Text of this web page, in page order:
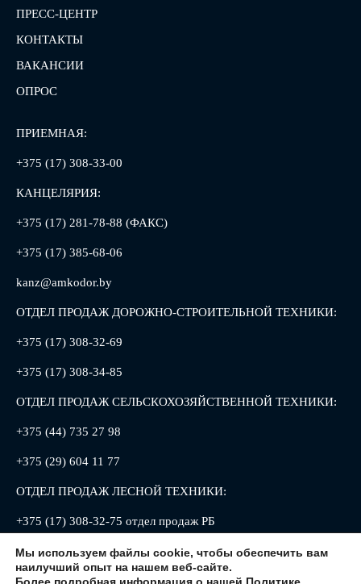
ПРЕСС-ЦЕНТР
КОНТАКТЫ
ВАКАНСИИ
ОПРОС
ПРИЕМНАЯ:
+375 (17) 308-33-00
КАНЦЕЛЯРИЯ:
+375 (17) 281-78-88 (ФАКС)
+375 (17) 385-68-06
kanz@amkodor.by
ОТДЕЛ ПРОДАЖ ДОРОЖНО-СТРОИТЕЛЬНОЙ ТЕХНИКИ:
+375 (17) 308-32-69
+375 (17) 308-34-85
ОТДЕЛ ПРОДАЖ СЕЛЬСКОХОЗЯЙСТВЕННОЙ ТЕХНИКИ:
+375 (44) 735 27 98
+375 (29) 604 11 77
ОТДЕЛ ПРОДАЖ ЛЕСНОЙ ТЕХНИКИ:
+375 (17) 308-32-75 отдел продаж РБ
+375 (17) 308-32-88 отдел продаж РФ
Мы используем файлы cookie, чтобы обеспечить вам
наилучший опыт на нашем веб-сайте.